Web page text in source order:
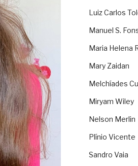
Luiz Carlos
Manuel S.
Maria Helena
Mary Zaidan
Melchíades
Miryam Wiley
Nelson Merlin
Plínio Vicente
Sandro Vaia